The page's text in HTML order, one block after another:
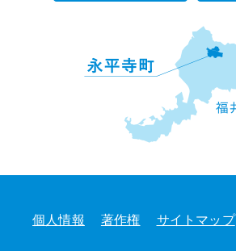
個人情報 著作権 サイトマップ